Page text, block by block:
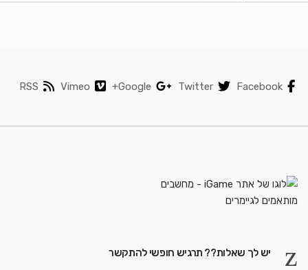
Facebook
Twitter
Google+
Vimeo
RSS
יש לך שאלות?? תרגיש חופשי להתקשר